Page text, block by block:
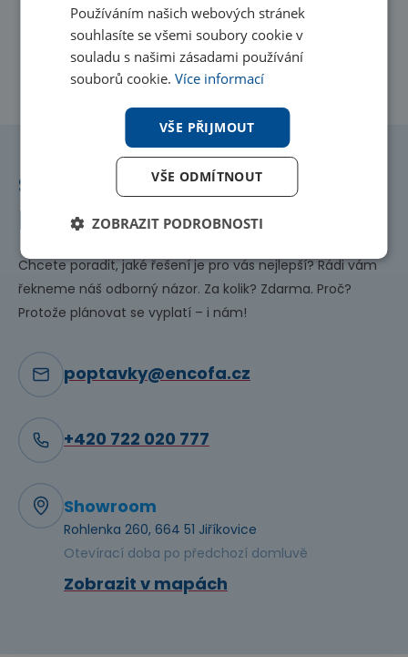
S výběrem vám
pomůžeme ještědnes!
Chcete poradit, jaké řešení je pro vás nejlepší? Rádi vám
řekneme náš odborný názor. Za kolik? Zdarma. Proč?
Protože plánovat se vyplatí – i nám!
poptavky@encofa.cz
+420 722 020 777
Showroom
Rohlenka 260, 664 51 Jiříkovice
Otevírací doba po předchozí domluvě
Zobrazit v mapách
Používáním našich webových stránek
souhlasíte se všemi soubory cookie v
souladu s našimi zásadami používání
souborů cookie. Více informací
VŠE PŘIJMOUT
VŠE ODMÍTNOUT
ZOBRAZIT PODROBNOSTI